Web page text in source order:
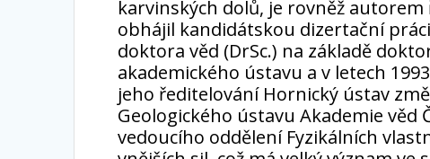
karvinských dolů, je rovněž
obhájil kandidátskou dizertační
doktora věd (DrSc.) na základě
akademického ústavu a v letech
jeho ředitelování Hornický ústav
Geologického ústavu Akademie věd
vedoucího oddělení Fyzikálních